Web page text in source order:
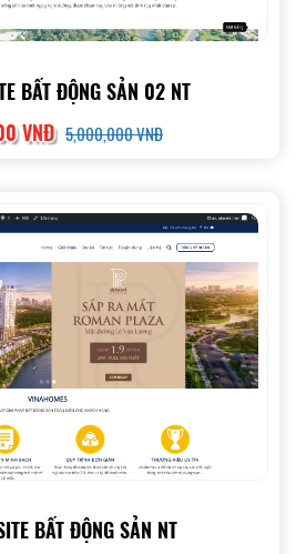
BẤT ĐỘNG SẢN 02 NT
VNĐ 5,000,000 VNĐ
BẤT ĐỘNG SẢN NT